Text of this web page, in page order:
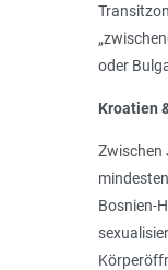
oder
Kroatien
Zwischen
Bosnien-